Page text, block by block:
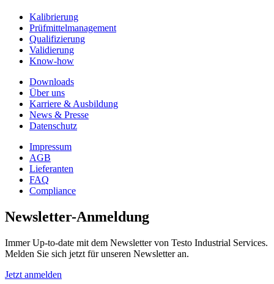
Kalibrierung
Prüfmittelmanagement
Qualifizierung
Validierung
Know-how
Downloads
Über uns
Karriere & Ausbildung
News & Presse
Datenschutz
Impressum
AGB
Lieferanten
FAQ
Compliance
Newsletter-Anmeldung
Immer Up-to-date mit dem Newsletter von Testo Industrial Services.
Melden Sie sich jetzt für unseren Newsletter an.
Jetzt anmelden